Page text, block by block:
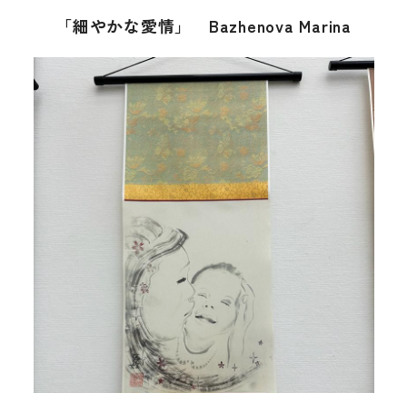
「細やかな愛情」 Bazhenova Marina